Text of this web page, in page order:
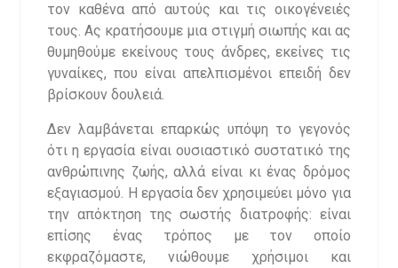
τον καθένα από αυτούς και τις οικογένειές
τους. Ας κρατήσουμε μια στιγμή σιωπής και ας
θυμηθούμε εκείνους τους άνδρες, εκείνες τις
γυναίκες, που είναι απελπισμένοι επειδή δεν
βρίσκουν δουλειά.
Δεν λαμβάνεται επαρκώς υπόψη το γεγονός
ότι η εργασία είναι ουσιαστικό συστατικό της
ανθρώπινης ζωής, αλλά είναι κι ένας δρόμος
εξαγιασμού. Η εργασία δεν χρησιμεύει μόνο για
την απόκτηση της σωστής διατροφής: είναι
επίσης ένας τρόπος με τον οποίο
εκφραζόμαστε, νιώθουμε χρήσιμοι και